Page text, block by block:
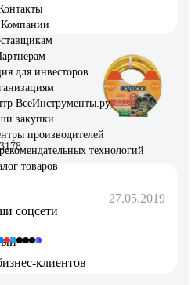
27.05.2019
для инвесторов
ВсеИнструменты.ру
закупки
производителей
технологий
товаров
соцсети
клиентов